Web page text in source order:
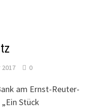
0
am Ernst-Reuter-
Stück